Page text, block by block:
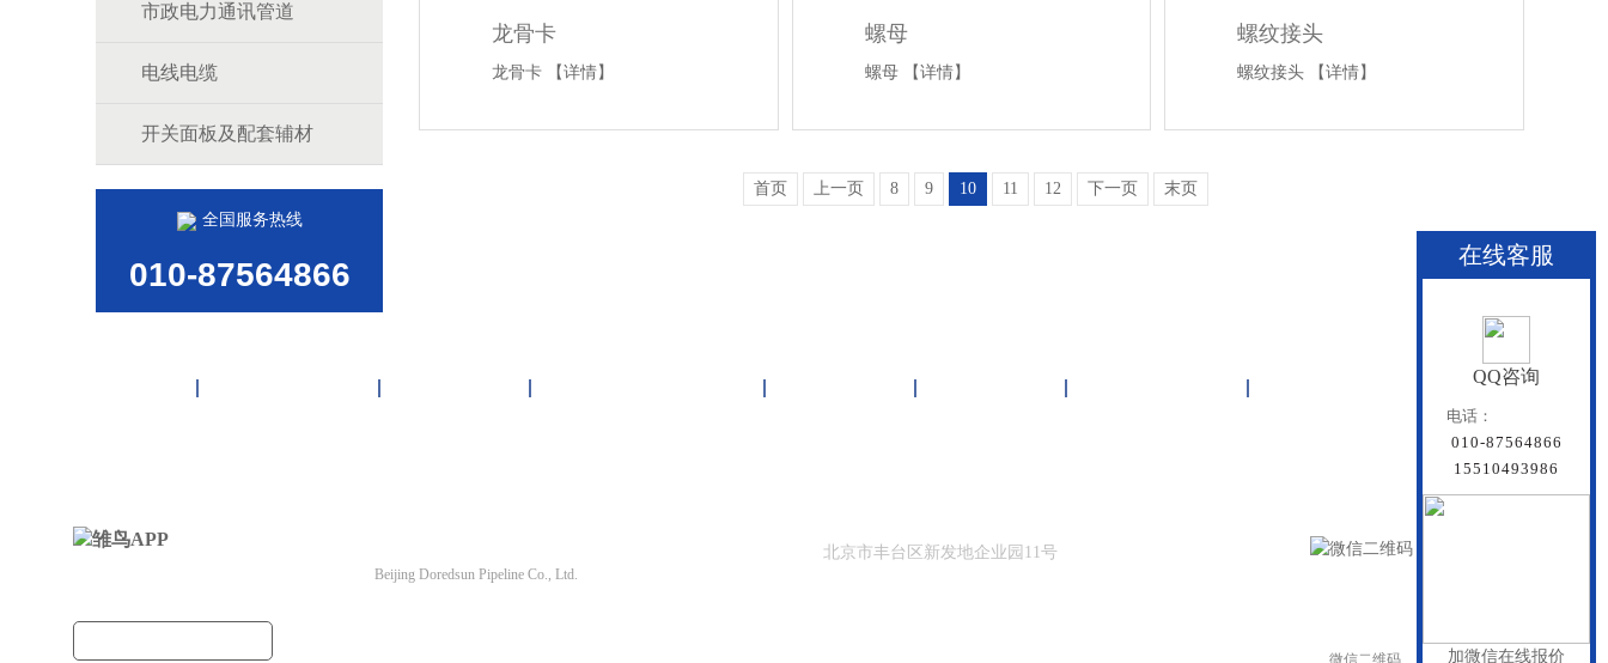
市政电力通讯管道
电线电缆
开关面板及配套辅材
全国服务热线
010-87564866
龙骨卡
龙骨卡 【详情】
螺母
螺母 【详情】
螺纹接头
螺纹接头 【详情】
首页 上一页 8 9 10 11 12 下一页 末页
网站地图
Beijing Doredsun Pipeline Co., Ltd.
北京市丰台区新发地企业园11号
微信二维码 手机二维码
在线客服
QQ咨询
电话：
010-87564866
15510493986
加微信在线报价